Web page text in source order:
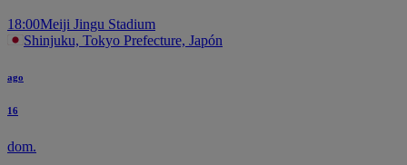
18:00Meiji Jingu Stadium
Shinjuku, Tokyo Prefecture, Japón
ago
16
dom.